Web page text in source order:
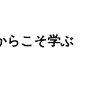
らこそ学ぶ